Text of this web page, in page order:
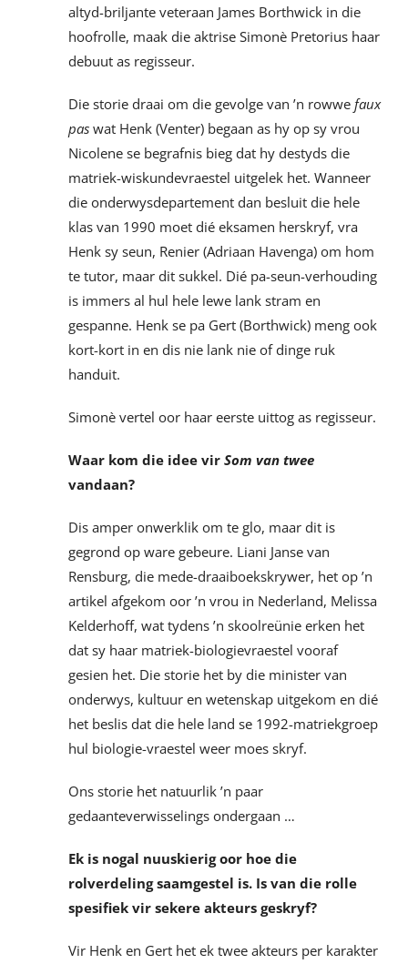
altyd-briljante veteraan James Borthwick in die
hoofrolle, maak die aktrise Simonè Pretorius haar
debuut as regisseur.
Die storie draai om die gevolge van ’n rowwe faux
paswat Henk (Venter) begaan as hy op sy vrou
Nicolene se begrafnis bieg dat hy destyds die
matriek-wiskundevraestel uitgelek het. Wanneer
die onderwysdepartement dan besluit die hele
klas van 1990 moet dié eksamen herskryf, vra
Henk sy seun, Renier (Adriaan Havenga) om hom
te tutor, maar dit sukkel. Dié pa-seun-verhouding
is immers al hul hele lewe lank stram en
gespanne. Henk se pa Gert (Borthwick) meng ook
kort-kort in en dis nie lank nie of dinge ruk
handuit.
Simonè vertel oor haar eerste uittog as regisseur.
Waar kom die idee vir Som van twee
vandaan?
Dis amper onwerklik om te glo, maar dit is
gegrond op ware gebeure. Liani Janse van
Rensburg, die mede-draaiboekskrywer, het op ’n
artikel afgekom oor ’n vrou in Nederland, Melissa
Kelderhoff, wat tydens ’n skoolreünie erken het
dat sy haar matriek-biologievraestel vooraf
gesien het. Die storie het by die minister van
onderwys, kultuur en wetenskap uitgekom en dié
het beslis dat die hele land se 1992-matriekgroep
hul biologie-vraestel weer moes skryf.
Ons storie het natuurlik ’n paar
gedaanteverwisselings ondergaan …
Ek is nogal nuuskierig oor hoe die
rolverdeling saamgestel is. Is van die rolle
spesifiek vir sekere akteurs geskryf?
Vir Henk en Gert het ek twee akteurs per karakter